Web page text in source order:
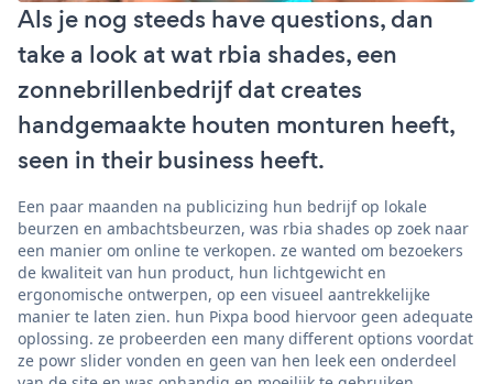
Als je nog steeds have questions, dan
take a look at wat rbia shades, een
zonnebrillenbedrijf dat creates
handgemaakte houten monturen heeft,
seen in their business heeft.
Een paar maanden na publicizing hun bedrijf op lokale
beurzen en ambachtsbeurzen, was rbia shades op zoek naar
een manier om online te verkopen. ze wanted om bezoekers
de kwaliteit van hun product, hun lichtgewicht en
ergonomische ontwerpen, op een visueel aantrekkelijke
manier te laten zien. hun Pixpa bood hiervoor geen adequate
oplossing. ze probeerden een many different options voordat
ze powr slider vonden en geen van hen leek een onderdeel